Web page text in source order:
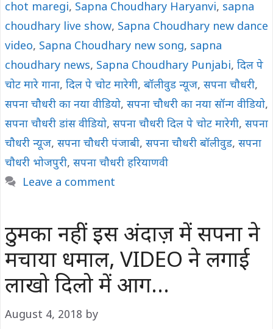
chot maregi, Sapna Choudhary Haryanvi, sapna
choudhary live show, Sapna Choudhary new dance
video, Sapna Choudhary new song, sapna
choudhary news, Sapna Choudhary Punjabi, दिल पे
चोट मारे गाना, दिल पे चोट मारेगी, बॉलीवुड न्यूज, सपना चौधरी,
सपना चौधरी का नया वीडियो, सपना चौधरी का नया सॉन्ग वीडियो,
सपना चौधरी डांस वीडियो, सपना चौधरी दिल पे चोट मारेगी, सपना
चौधरी न्यूज, सपना चौधरी पंजाबी, सपना चौधरी बॉलीवुड, सपना
चौधरी भोजपुरी, सपना चौधरी हरियाणवी
Leave a comment
ठुमका नहीं इस अंदाज़ में सपना ने
मचाया धमाल, VIDEO ने लगाई
लाखो दिलो में आग…
August 4, 2018 by